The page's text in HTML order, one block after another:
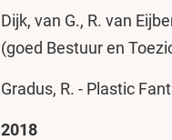
Dijk, van G., R. van
(goed Bestuur en
Gradus, R. - Plastic
2018